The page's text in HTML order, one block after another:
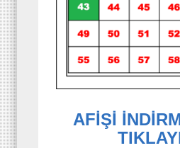
AFİŞİ